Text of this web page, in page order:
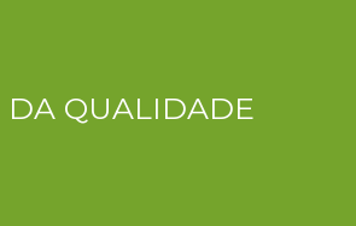
DA QUALIDADE